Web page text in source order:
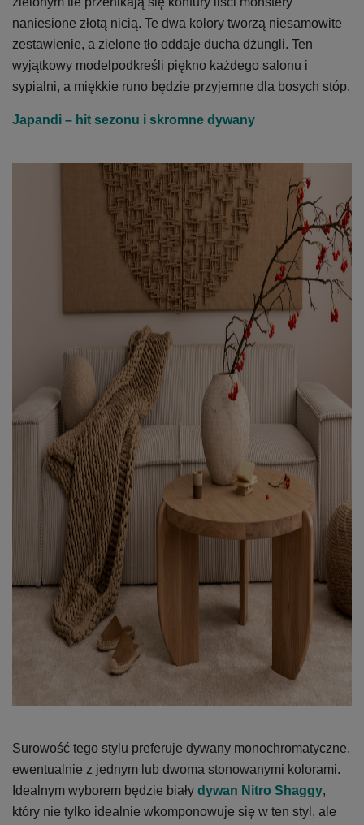
naniesione złotą nicią. Te dwa kolory tworzą niesamowite
zestawienie, a zielone tło oddaje ducha dżungli. Ten
wyjątkowy modelpodkreśli piękno każdego salonu i
sypialni, a miękkie runo będzie przyjemne dla bosych stóp.
Japandi – hit sezonu i skromne dywany
Surowość tego stylu preferuje dywany monochromatyczne,
ewentualnie z jednym lub dwoma stonowanymi kolorami.
Idealnym wyborem będzie biały dywan Nitro Shaggy,
który nie tylko idealnie wkomponowuje się w ten styl, ale